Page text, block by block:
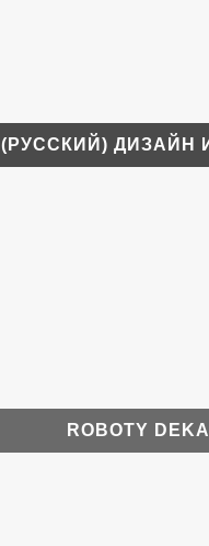
(РУССКИЙ) ДИЗАЙН
ROBOTY